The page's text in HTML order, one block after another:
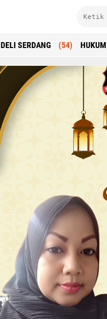
DELI SERDANG (54) HUKUM